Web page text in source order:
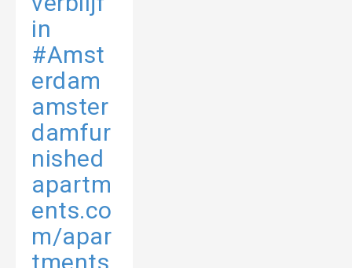
in
#Amst
erdam
amster
damfur
nished
apartm
ents.co
m/apar
tments